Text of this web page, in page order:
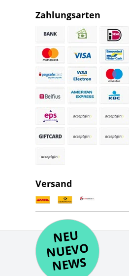
Zahlungsarten
Versand
BachmannBethlehem
Steel 100-Ton Hopper
Pennsylvania Power and
Light #275
€199,-
* Inkl. MwSt. | zzgl. Versandkosten
NE
U
N
UEV
O
NE
WS